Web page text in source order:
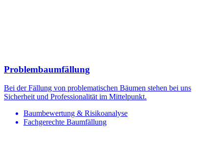
Problembaumfällung
Bei der Fällung von problematischen Bäumen stehen bei uns
Sicherheit und Professionalität im Mittelpunkt.
Baumbewertung & Risikoanalyse
Fachgerechte Baumfällung